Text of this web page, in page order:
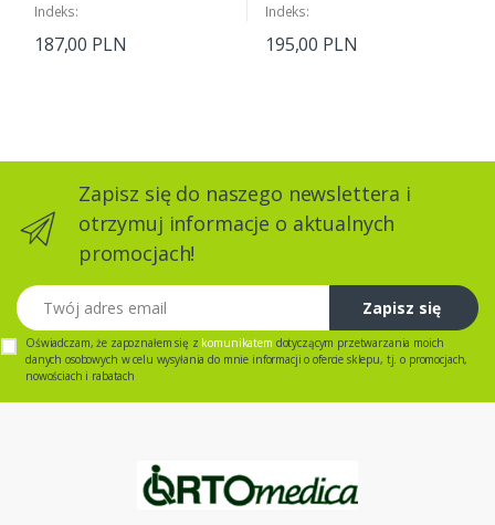
Indeks:
187,00 PLN
Indeks:
195,00 PLN
Zapisz się do naszego newslettera i
otrzymuj informacje o aktualnych
promocjach!
Twój adres email
Zapisz się
Oświadczam, że zapoznałem się z komunikatem dotyczącym przetwarzania moich
danych osobowych w celu wysyłania do mnie informacji o ofercie sklepu, tj. o promocjach,
nowościach i rabatach